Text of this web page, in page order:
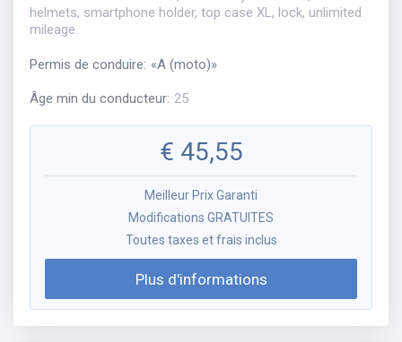
helmets, smartphone holder, top case XL, lock, unlimited
mileage.
Permis de conduire: «A (moto)»
Âge min du conducteur: 25
€ 45,55
Meilleur Prix Garanti
Modifications GRATUITES
Toutes taxes et frais inclus
Plus d'informations